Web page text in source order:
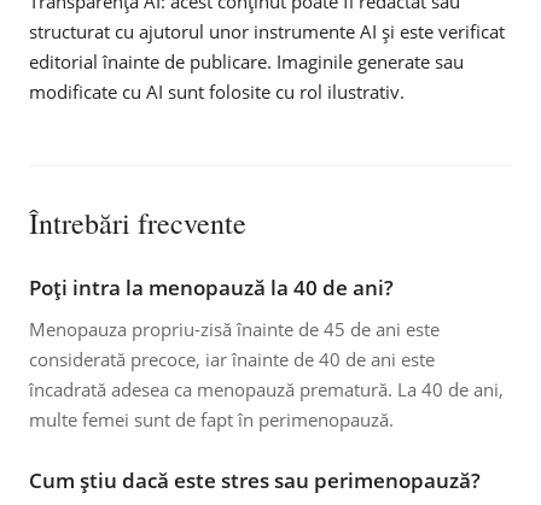
structurat cu ajutorul unor instrumente AI și este verificat
editorial înainte de publicare. Imaginile generate sau
modificate cu AI sunt folosite cu rol ilustrativ.
Întrebări frecvente
Poți intra la menopauză la 40 de ani?
Menopauza propriu-zisă înainte de 45 de ani este
considerată precoce, iar înainte de 40 de ani este
încadrată adesea ca menopauză prematură. La 40 de ani,
multe femei sunt de fapt în perimenopauză.
Cum știu dacă este stres sau perimenopauză?